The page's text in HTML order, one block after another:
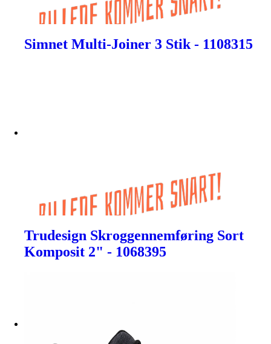
Simnet Multi-Joiner 3 Stik - 1108315
Trudesign Skroggennemføring Sort
Komposit 2" - 1068395